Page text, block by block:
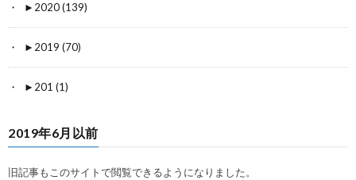
► 2020 (139)
► 2019 (70)
► 201 (1)
2019年6月以前
旧記事もこのサイトで閲覧できるようになりました。